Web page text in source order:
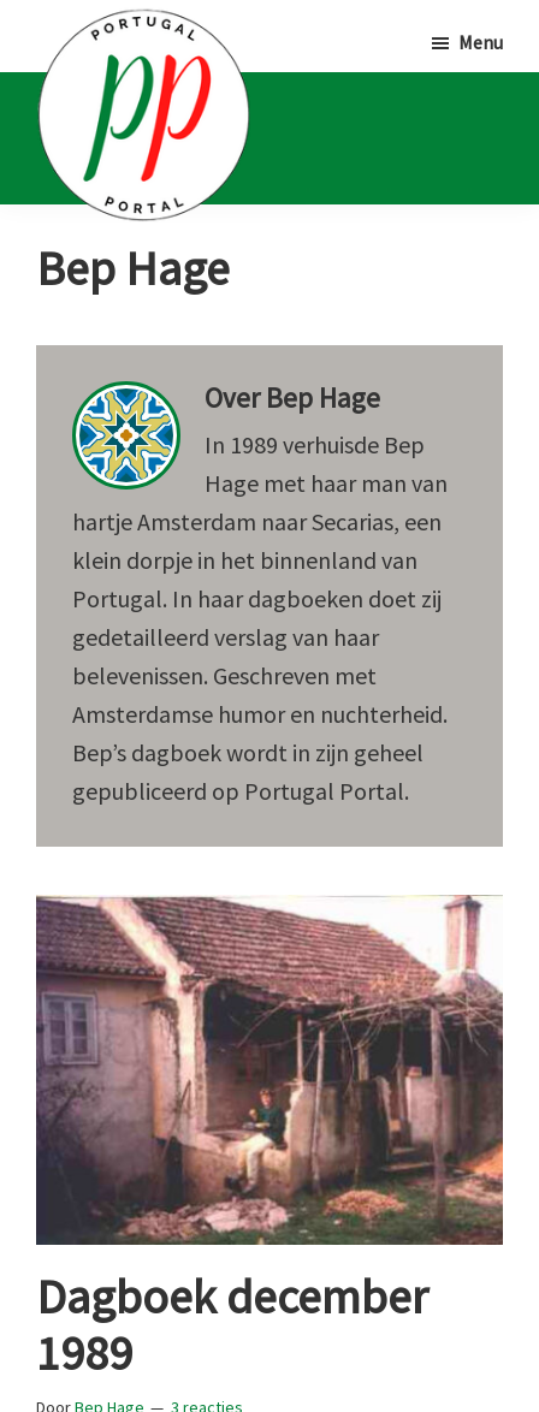
hoofd
inhoud
eerste
sidebar
voettekst
Portal
Portugalliefhebbers
fanaten
Menu
Bep Hage
OverBep Hage
In 1989 verhuisde Bep
Hage met haar man van
hartje Amsterdam naar Secarias, een
klein dorpje in het binnenland van
Portugal. In haar dagboeken doet zij
gedetailleerd verslag van haar
belevenissen. Geschreven met
Amsterdamse humor en nuchterheid.
Bep’s dagboek wordt in zijn geheel
gepubliceerd op Portugal Portal.
Dagboek december
1989
DoorBep Hage
3 reacties